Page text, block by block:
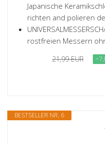
Japanische
richten and polieren
rostfreien Messern
21,99 EUR
BESTSELLER NR. 6